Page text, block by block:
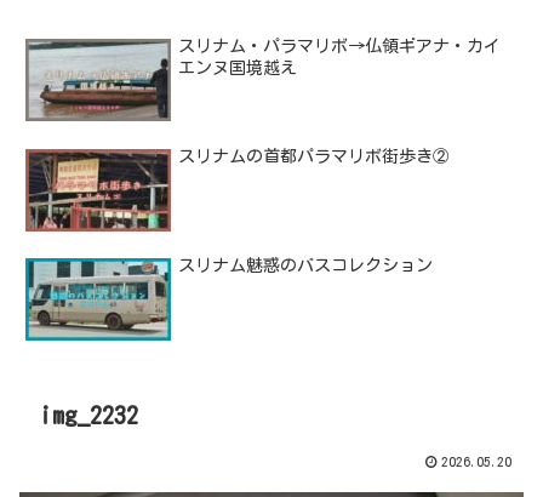
スリナム・パラマリボ→仏領ギアナ・カイ
エンヌ国境越え
スリナムの首都パラマリボ街歩き②
スリナム魅惑のバスコレクション
img_2232
2026.05.20